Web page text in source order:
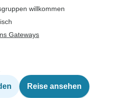
willkommen
Gateways
Reise ansehen